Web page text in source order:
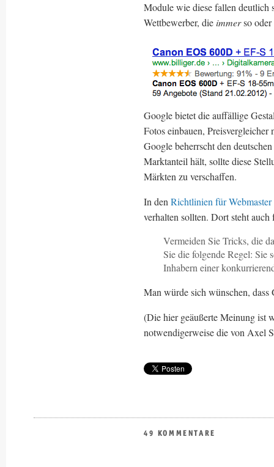
Module wie diese fallen deutlich
Wettbewerber, dieimmerso oder
Google bietet die auffällige
Fotos einbauen,
Google beherrscht den
Marktanteil hält, sollte diese
Märkten zu verschaffen.
In den Richtlinien für Webmaster
verhalten sollten. Dort steht
Vermeiden Sie Tricks, die
Sie die folgende Regel: Sie
Inhabern einer
Man würde sich wünschen, dass
(Die hier geäußerte Meinung ist
notwendigerweise die von Axel
49 KOMMENTARE